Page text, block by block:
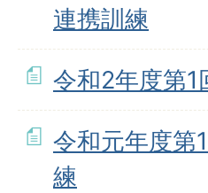
連携訓練
令和2年度第1
令和元年度第
練